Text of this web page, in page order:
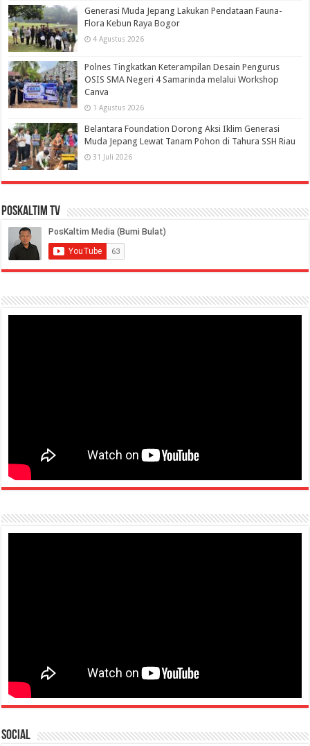
Generasi Muda Jepang Lakukan Pendataan Fauna-
Flora Kebun Raya Bogor
4 Agustus 2026
Polnes Tingkatkan Keterampilan Desain Pengurus
OSIS SMA Negeri 4 Samarinda melalui Workshop
Canva
1 Agustus 2026
Belantara Foundation Dorong Aksi Iklim Generasi
Muda Jepang Lewat Tanam Pohon di Tahura SSH Riau
31 Juli 2026
PosKaltim TV
Social